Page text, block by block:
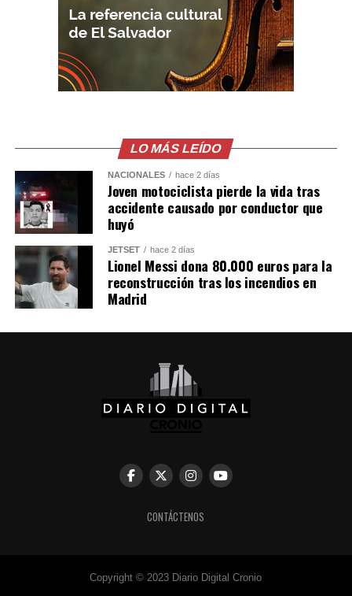
Según datos del Observatorio Nacional de Seguridad
Vial, entre el 1 de enero y el 4 de agosto de 2026 se han
registrado 13,494 accidentes de tránsito, con 9,372
invasión de carril, el no respeto a las señales
prioritarias, no guardar la distancia de seguridad y la
velocidad inadecuada.
LO MÁS LEÍDO
NACIONALES hace 2 días
Joven motociclista pierde la vida tras
accidente causado por conductor que
huyó
JETSET hace 2 días
Lionel Messi dona 80.000 euros para la
reconstrucción tras los incendios en
Madrid
CONTÁCTENOS
Copyright © 2023 Diario Digital Cronio